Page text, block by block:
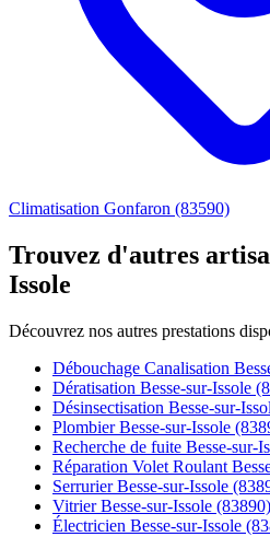
Climatisation Gonfaron (83590)
Trouvez d'autres
Issole
Découvrez nos autres prestations
Débouchage Canalisation
Dératisation Besse-sur-Issole
Désinsectisation Besse-sur-
Plombier Besse-sur-Issole
Recherche de fuite Besse-sur-
Réparation Volet Roulant
Serrurier Besse-sur-Issole
Vitrier Besse-sur-Issole (83890)
Électricien Besse-sur-Issole